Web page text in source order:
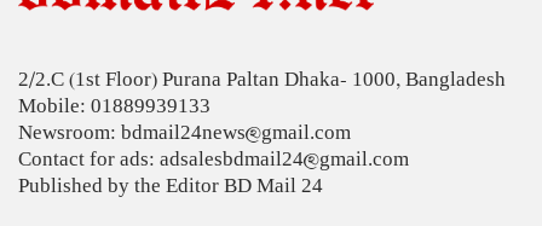
জুলাই গণঅভ্যুত্থান বিতর্কিত করার অপচেষ্টা চলছে:
সমাজকল্যাণ প্রতিমন্ত্রী
২৪ ঘণ্টায় ডেঙ্গু নিয়ে হাসপাতালে ভর্তি ৪৭১
2/2.C (1st Floor) Purana Paltan Dhaka- 1000, Bangladesh
Mobile: 01889939133
Newsroom: bdmail24news@gmail.com
Contact for ads: adsalesbdmail24@gmail.com
Published by the Editor BD Mail 24